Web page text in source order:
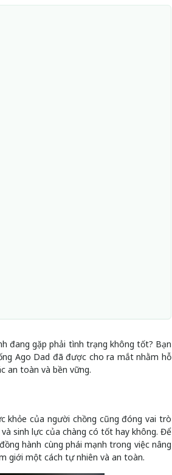
đang gặp phải tình trạng không tốt? Bạn
Ago Dad đã được cho ra mắt nhằm hỗ
an toàn và bền vững.
khỏe của người chồng cũng đóng vai trò
sinh lực của chàng có tốt hay không. Để
hành cùng phái mạnh trong việc nâng
giới một cách tự nhiên và an toàn.